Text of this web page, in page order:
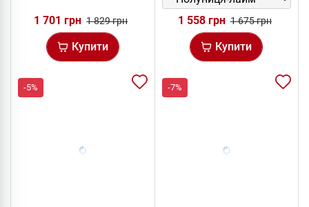
1 701 грн 1 829 грн
Купити
1 558 грн 1 675 грн
Купити
-5% -7%